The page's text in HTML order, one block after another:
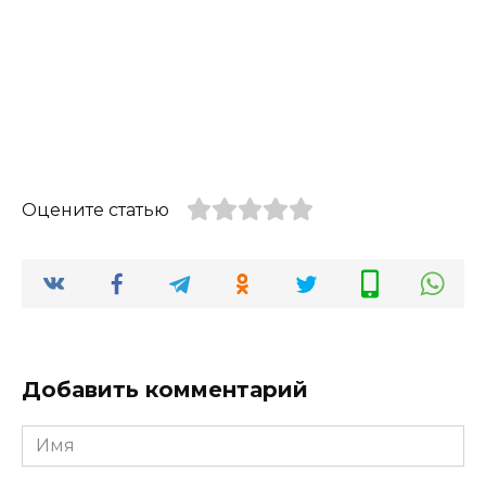
Оцените статью
Добавить комментарий
Имя
*